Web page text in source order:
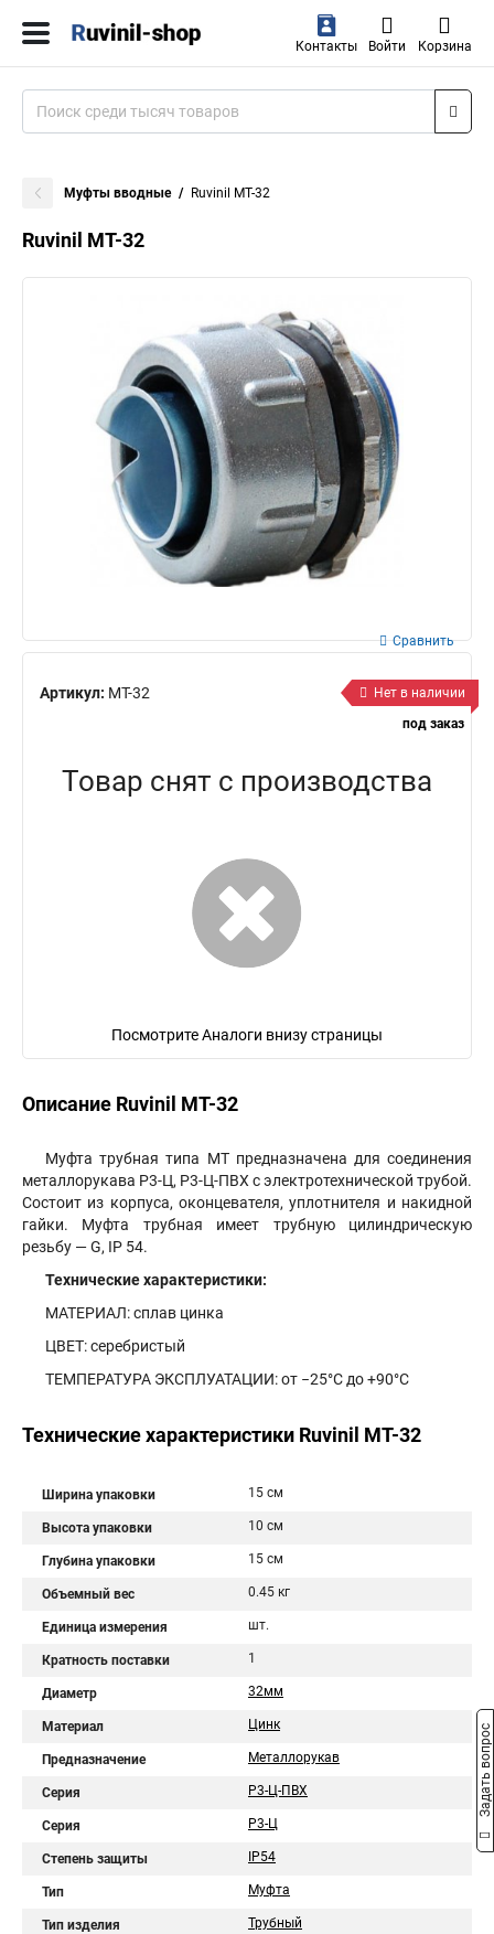
Контакты Войти Корзина
Муфты вводные Ruvinil МТ-32
Ruvinil МТ-32
Артикул: МТ-32
Сравнить
Нет в наличии
под заказ
Товар снят с производства
Посмотрите Аналоги внизу страницы
Описание Ruvinil МТ-32
Муфта трубная типа МТ предназначена для соединения
металлорукава Р3-Ц, Р3-Ц-ПВХ с электротехнической трубой.
Состоит из корпуса, оконцевателя, уплотнителя и накидной
гайки. Муфта трубная имеет трубную цилиндрическую
резьбу — G, IP 54.
Технические характеристики:
МАТЕРИАЛ: cплав цинка
ЦВЕТ: серебристый
ТЕМПЕРАТУРА ЭКСПЛУАТАЦИИ: от −25°С до +90°С
Технические характеристики Ruvinil МТ-32
Ширина упаковки 15 см
Высота упаковки 10 см
Глубина упаковки 15 см
Объемный вес 0.45 кг
Единица измерения шт.
Кратность поставки 1
Диаметр 32мм
Материал Цинк
Предназначение Металлорукав
Серия Р3-Ц-ПВХ
Серия Р3-Ц
Степень защиты IP54
Тип Муфта
Тип изделия Трубный
Задать вопрос